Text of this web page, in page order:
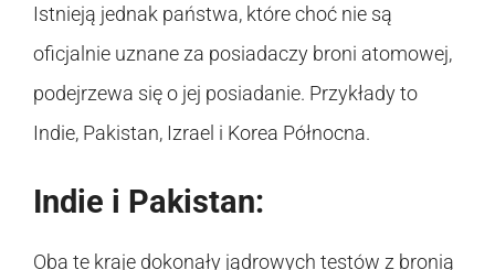
Istnieją jednak państwa, które choć nie są
oficjalnie uznane za posiadaczy broni atomowej,
podejrzewa się o jej posiadanie. Przykłady to
Indie, Pakistan, Izrael i Korea Północna.
Indie i Pakistan:
Oba te kraje dokonały jądrowych testów z bronią